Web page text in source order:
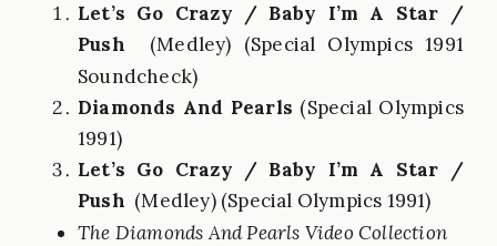
Let’s Go Crazy / Baby I’m A Star /
Push
(Medley) (Special Olympics 1991
Soundcheck)
Diamonds And Pearls (Special Olympics
1991)
Let’s Go Crazy / Baby I’m A Star /
Push (Medley) (Special Olympics 1991)
The Diamonds And Pearls Video Collection